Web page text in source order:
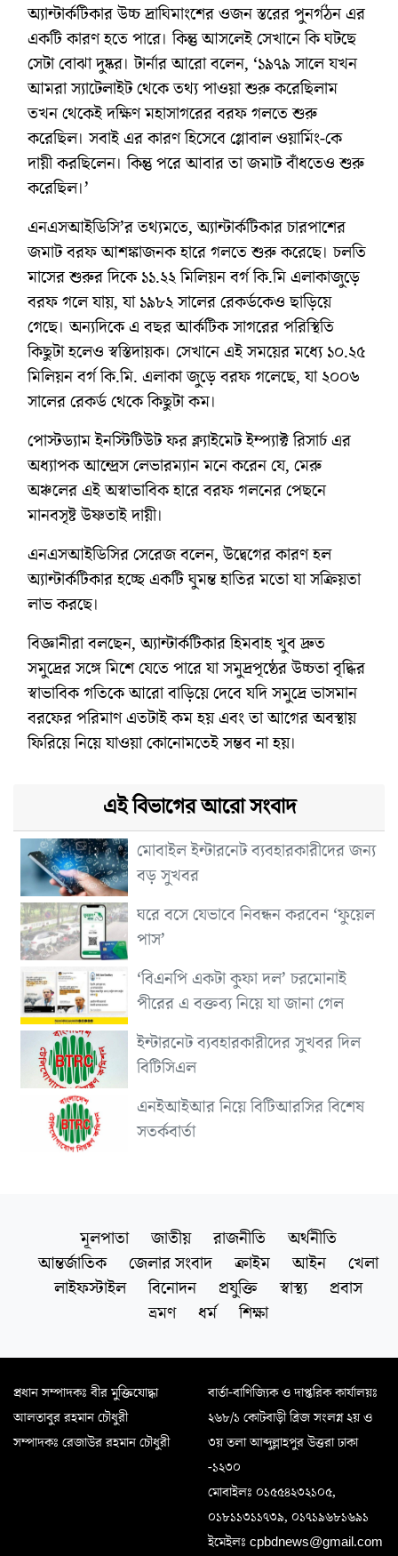
অ্যান্টার্কটিকার উচ্চ দ্রাঘিমাংশের ওজন স্তরের পুনর্গঠন এর
একটি কারণ হতে পারে। কিন্তু আসলেই সেখানে কি ঘটছে
সেটা বোঝা দুষ্কর। টার্নার আরো বলেন, ‘১৯৭৯ সালে যখন
আমরা স্যাটেলাইট থেকে তথ্য পাওয়া শুরু করেছিলাম
তখন থেকেই দক্ষিণ মহাসাগরের বরফ গলতে শুরু
করেছিল। সবাই এর কারণ হিসেবে গ্লোবাল ওয়ার্মিং-কে
দায়ী করছিলেন। কিন্তু পরে আবার তা জমাট বাঁধতেও শুরু
করেছিল।’
এনএসআইডিসি’র তথ্যমতে, অ্যান্টার্কটিকার চারপাশের
জমাট বরফ আশঙ্কাজনক হারে গলতে শুরু করেছে। চলতি
মাসের শুরুর দিকে ১১.২২ মিলিয়ন বর্গ কি.মি এলাকাজুড়ে
বরফ গলে যায়, যা ১৯৮২ সালের রেকর্ডকেও ছাড়িয়ে
গেছে। অন্যদিকে এ বছর আর্কটিক সাগরের পরিস্থিতি
কিছুটা হলেও স্বস্তিদায়ক। সেখানে এই সময়ের মধ্যে ১০.২৫
মিলিয়ন বর্গ কি.মি. এলাকা জুড়ে বরফ গলেছে, যা ২০০৬
সালের রেকর্ড থেকে কিছুটা কম।
পোস্টড্যাম ইনস্টিটিউট ফর ক্ল্যাইমেট ইম্প্যাক্ট রিসার্চ এর
অধ্যাপক আন্দ্রেস লেভারম্যান মনে করেন যে, মেরু
অঞ্চলের এই অস্বাভাবিক হারে বরফ গলনের পেছনে
মানবসৃষ্ট উষ্ণতাই দায়ী।
এনএসআইডিসির সেরেজ বলেন, উদ্বেগের কারণ হল
অ্যান্টার্কটিকার হচ্ছে একটি ঘুমন্ত হাতির মতো যা সক্রিয়তা
লাভ করছে।
বিজ্ঞানীরা বলছেন, অ্যান্টার্কটিকার হিমবাহ খুব দ্রুত
সমুদ্রের সঙ্গে মিশে যেতে পারে যা সমুদ্রপৃষ্ঠের উচ্চতা বৃদ্ধির
স্বাভাবিক গতিকে আরো বাড়িয়ে দেবে যদি সমুদ্রে ভাসমান
বরফের পরিমাণ এতটাই কম হয় এবং তা আগের অবস্থায়
ফিরিয়ে নিয়ে যাওয়া কোনোমতেই সম্ভব না হয়।
এই বিভাগের আরো সংবাদ
মোবাইল ইন্টারনেট ব্যবহারকারীদের জন্য
বড় সুখবর
ঘরে বসে যেভাবে নিবন্ধন করবেন ‘ফুয়েল
পাস’
‘বিএনপি একটা কুফা দল’ চরমোনাই
পীরের এ বক্তব্য নিয়ে যা জানা গেল
ইন্টারনেট ব্যবহারকারীদের সুখবর দিল
বিটিসিএল
এনইআইআর নিয়ে বিটিআরসির বিশেষ
সতর্কবার্তা
মূলপাতা জাতীয় রাজনীতি
অর্থনীতি
আন্তর্জাতিক
জেলার সংবাদ ক্রাইম আইন
খেলা
লাইফস্টাইল
বিনোদন প্রযুক্তি স্বাস্থ্য
প্রবাস
ভ্রমণ
ধর্ম শিক্ষা
প্রধান সম্পাদকঃ বীর মুক্তিযোদ্ধা
আলতাবুর রহমান চৌধুরী
সম্পাদকঃ রেজাউর রহমান চৌধুরী
বার্তা-বাণিজ্যিক ও দাপ্তরিক কার্যালয়ঃ
২৬৮/১ কোটবাড়ী ব্রিজ সংলগ্ন ২য় ও
৩য় তলা আব্দুল্লাহপুর উত্তরা ঢাকা
-১২৩০
মোবাইলঃ ০১৫৫৪২৩২১০৫,
০১৮১১৩১১৭৩৯, ০১৭১৯৬৮১৬৯১
ইমেইলঃ cpbdnews@gmail.com